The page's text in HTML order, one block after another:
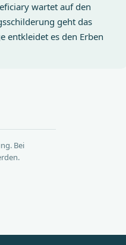
wartet auf den
geht das
entkleidet es den Erben
Bei